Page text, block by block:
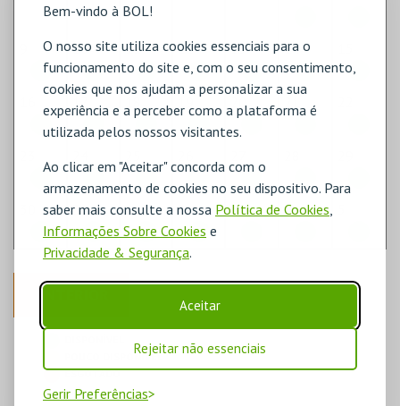
Bem-vindo à BOL!
O nosso site utiliza cookies essenciais para o
funcionamento do site e, com o seu consentimento,
cookies que nos ajudam a personalizar a sua
experiência e a perceber como a plataforma é
utilizada pelos nossos visitantes.
Ao clicar em "Aceitar" concorda com o
armazenamento de cookies no seu dispositivo. Para
saber mais consulte a nossa Política de Cookies
Informações Sobre Cookies e
Privacidade & Segurança.
Aceitar
Rejeitar não essenciais
Gerir Preferências
10 11 12 13 14
17 20
31 1 2 3 4
ANTERIOR
POUCO DISPONÍVEL
ESGOTADO